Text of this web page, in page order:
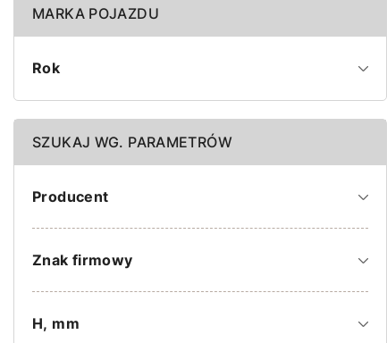
MARKA POJAZDU
Rok
SZUKAJ WG. PARAMETRÓW
Producent
Znak firmowy
H, mm